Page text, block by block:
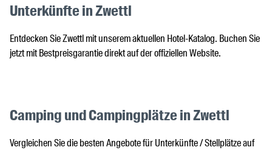
Unterkünfte in Zwettl
Entdecken Sie Zwettl mit unserem aktuellen Hotel-Katalog. Buchen Sie
jetzt mit Bestpreisgarantie direkt auf der offiziellen Website.
Camping und Campingplätze in Zwettl
Vergleichen Sie die besten Angebote für Unterkünfte / Stellplätze auf